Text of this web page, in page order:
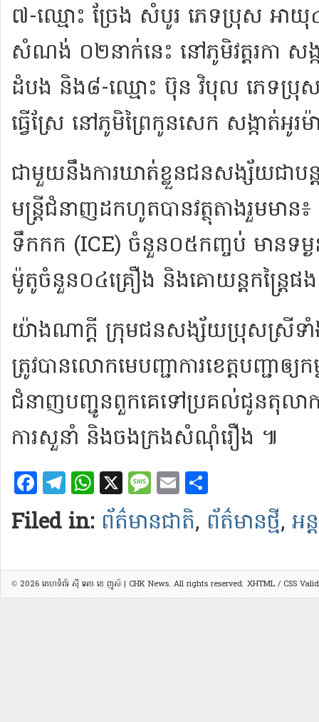
៧-​ឈ្មោះ ច្រែង សំបូរ ភេទ​ប្រុស អាយុ​៤
សំណង់ ០២​នាក់​នេះ នៅ​ភូមិ​វត្ត​រកា សង្
ដំបង និង​៨-​ឈ្មោះ ប៊ុ​ន វិបុល ភេទ​ប្រុ
ធ្វើស្រែ នៅ​ភូមិ​ព្រៃ​កូន​សេក សង្កាត់​អូរ​
ជាមួយនឹង​ការ​ឃាត់ខ្លួន​ជនសង្ស័យ​ជា​បន្
មន្ត្រី​ជំនាញ​ដកហូត​បាន​វត្ថុ​តាង​រួម​មាន​
ទឹកកក (ICE) ចំនួន​០៥​កញ្ចប់ មាន​ទម្
ម៉ូតូ​ចំនួន​០៤​គ្រឿង និង​គោ​យន្ត​កន្ត្រៃ​ផ
យ៉ាងណា​ក្ដី ក្រុម​ជនសង្ស័យ​ប្រុស​ស្រី​ទាំ
ត្រូវ​បាន​លោក​មេបញ្ជាការ​ខេត្ត​បញ្ជា​ឲ្
ជំនាញ​បញ្ជូន​ពួក​គេ​ទៅ​ប្រគល់​ជូន​តុលា
ការ​សួ​នាំ និង​ចងក្រង​សំណុំរឿង ៕
Facebook
Telegram
WhatsApp
X Message
Email
Filed in: ព័ត៌មានជាតិ, ព័ត៌មានថ្មី, អន្
© 2026 គេហទំព័រ ស៊ី អេច ខេ ញូស៍ | CHK News. All rights reserved. XHTML / CSS